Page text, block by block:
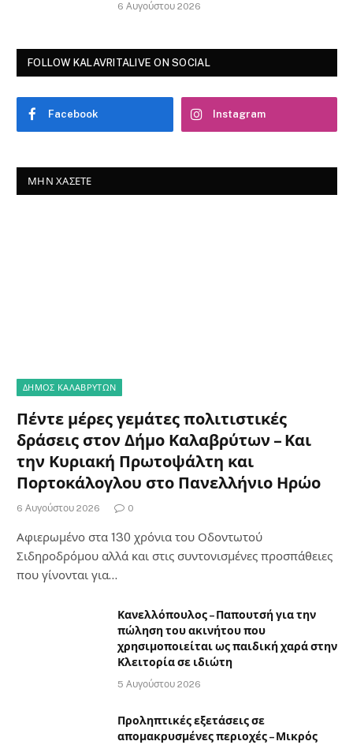
6 Αυγούστου 2026
FOLLOW KALAVRITALIVE ON SOCIAL
Facebook Instagram
ΜΗΝ ΧΆΣΕΤΕ
ΔΗΜΟΣ ΚΑΛΑΒΡΥΤΩΝ
Πέντε μέρες γεμάτες πολιτιστικές
δράσεις στον Δήμο Καλαβρύτων – Και
την Κυριακή Πρωτοψάλτη και
Πορτοκάλογλου στο Πανελλήνιο Ηρώο
6 Αυγούστου 2026 0
Αφιερωμένο στα 130 χρόνια του Οδοντωτού
Σιδηροδρόμου αλλά και στις συντονισμένες προσπάθειες
που γίνονται για…
Κανελλόπουλος – Παπουτσή για την
πώληση του ακινήτου που
χρησιμοποιείται ως παιδική χαρά στην
Κλειτορία σε ιδιώτη
5 Αυγούστου 2026
Προληπτικές εξετάσεις σε
απομακρυσμένες περιοχές – Μικρός